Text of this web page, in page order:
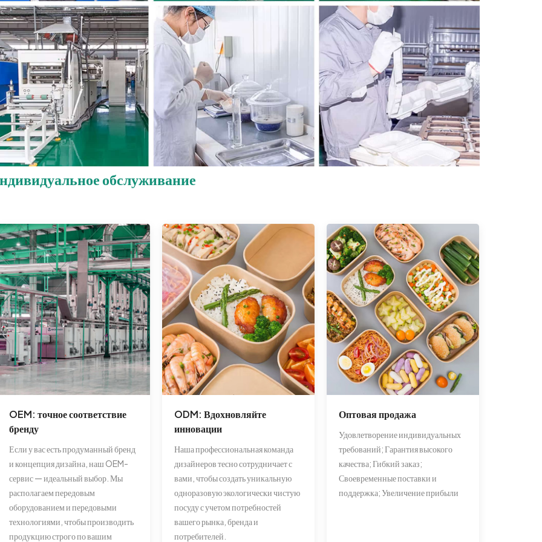
обслуживание
OEM: точное соответствие
бренду
Если у вас есть продуманный бренд
и концепция дизайна, наш OEM-
сервис — идеальный выбор. Мы
располагаем передовым
оборудованием и передовыми
технологиями, чтобы производить
продукцию строго по вашим
ODM: Вдохновляйте
инновации
Наша профессиональная команда
дизайнеров тесно сотрудничает с
вами, чтобы создать уникальную
одноразовую экологически чистую
посуду с учетом потребностей
вашего рынка, бренда и
потребителей.
Оптовая продажа
Удовлетворение индивидуальных
требований; Гарантия высокого
качества; Гибкий заказ;
Своевременные поставки и
поддержка; Увеличение прибыли